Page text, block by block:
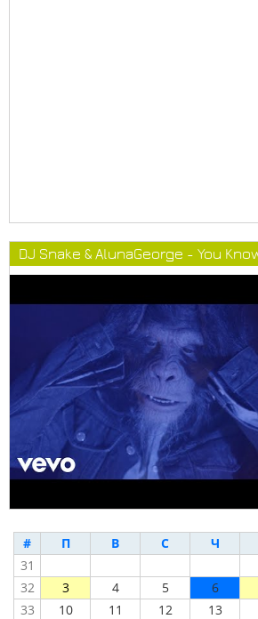
DJ Snake & AlunaGeorge - You
# П В С Ч
31
32
3 4 5 6
33
10 11 12 13